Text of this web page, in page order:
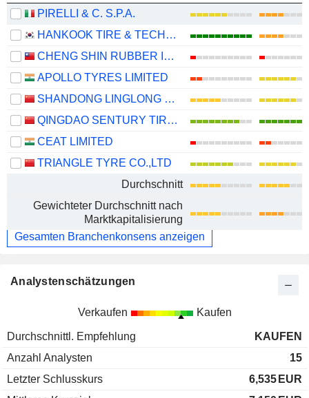
PIRELLI & C. S.P.A.
HANKOOK TIRE & TECHNOLOGY CO., LTD.
CHENG SHIN RUBBER IND. CO., LTD.
APOLLO TYRES LIMITED
SHANDONG LINGLONG TYRE CO.,LTD.
QINGDAO SENTURY TIRE CO., LTD.
CEAT LIMITED
TRIANGLE TYRE CO.,LTD
Durchschnitt
Gewichteter Durchschnitt nach
Marktkapitalisierung
Gesamten Branchenkonsens anzeigen
Analystenschätzungen
Verkaufen Kaufen
Durchschnittl. Empfehlung
KAUFEN
Anzahl Analysten
15
Letzter Schlusskurs
6,535 EUR